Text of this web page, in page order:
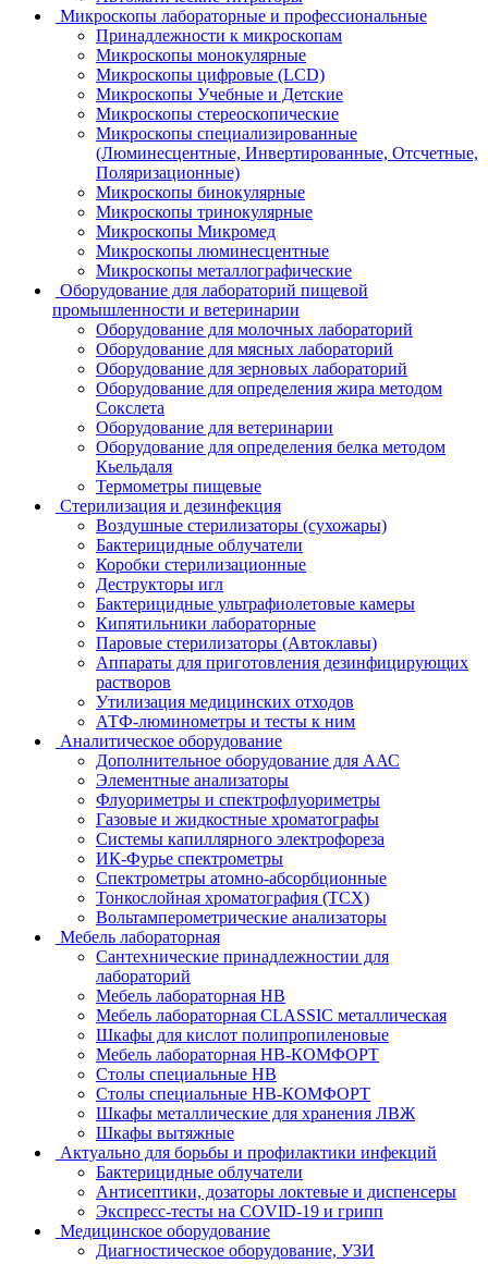
Микроскопы лабораторные и профессиональные
Принадлежности к микроскопам
Микроскопы монокулярные
Микроскопы цифровые (LCD)
Микроскопы Учебные и Детские
Микроскопы стереоскопические
Микроскопы специализированные
(Люминесцентные, Инвертированные, Отсчетные,
Поляризационные)
Микроскопы бинокулярные
Микроскопы тринокулярные
Микроскопы Микромед
Микроскопы люминесцентные
Микроскопы металлографические
Оборудование для лабораторий пищевой
промышленности и ветеринарии
Оборудование для молочных лабораторий
Оборудование для мясных лабораторий
Оборудование для зерновых лабораторий
Оборудование для определения жира методом
Сокслета
Оборудование для ветеринарии
Оборудование для определения белка методом
Кьельдаля
Термометры пищевые
Стерилизация и дезинфекция
Воздушные стерилизаторы (сухожары)
Бактерицидные облучатели
Коробки стерилизационные
Деструкторы игл
Бактерицидные ультрафиолетовые камеры
Кипятильники лабораторные
Паровые стерилизаторы (Автоклавы)
Аппараты для приготовления дезинфицирующих
растворов
Утилизация медицинских отходов
АТФ-люминометры и тесты к ним
Аналитическое оборудование
Дополнительное оборудование для ААС
Элементные анализаторы
Флуориметры и спектрофлуориметры
Газовые и жидкостные хроматографы
Системы капиллярного электрофореза
ИК-Фурье спектрометры
Спектрометры атомно-абсорбционные
Тонкослойная хроматография (ТСХ)
Вольтамперометрические анализаторы
Мебель лабораторная
Сантехнические принадлежностии для
лабораторий
Мебель лабораторная НВ
Мебель лабораторная CLASSIC металлическая
Шкафы для кислот полипропиленовые
Мебель лабораторная НВ-КОМФОРТ
Столы специальные НВ
Столы специальные НВ-КОМФОРТ
Шкафы металлические для хранения ЛВЖ
Шкафы вытяжные
Актуально для борьбы и профилактики инфекций
Бактерицидные облучатели
Антисептики, дозаторы локтевые и диспенсеры
Экспресс-тесты на COVID-19 и грипп
Медицинское оборудование
Диагностическое оборудование, УЗИ